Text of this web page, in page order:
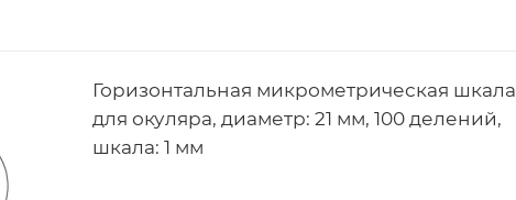
Горизонтальная микрометрическая шкала
для окуляра, диаметр: 21 мм, 100 делений,
шкала: 1 мм